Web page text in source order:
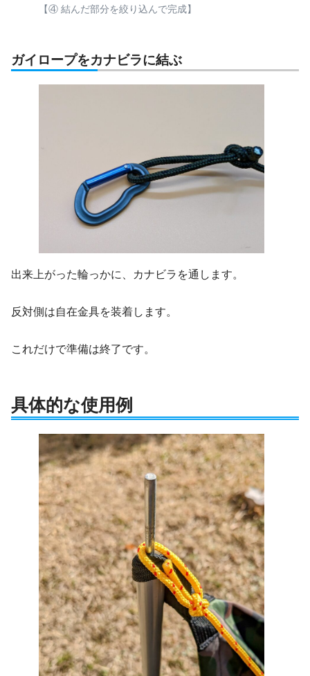
【④ 結んだ部分を絞り込んで完成】
ガイロープをカナビラに結ぶ
出来上がった輪っかに、カナビラを通します。
反対側は自在金具を装着します。
これだけで準備は終了です。
具体的な使用例